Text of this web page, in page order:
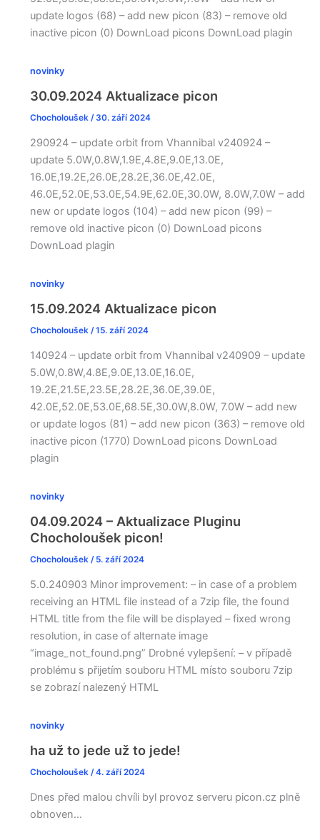
update logos (68) – add new picon (83) – remove old
inactive picon (0) DownLoad picons DownLoad plagin
novinky
30.09.2024 Aktualizace picon
Chocholoušek / 30. září 2024
290924 – update orbit from Vhannibal v240924 –
update 5.0W,0.8W,1.9E,4.8E,9.0E,13.0E,
16.0E,19.2E,26.0E,28.2E,36.0E,42.0E,
46.0E,52.0E,53.0E,54.9E,62.0E,30.0W, 8.0W,7.0W – add
new or update logos (104) – add new picon (99) –
remove old inactive picon (0) DownLoad picons
DownLoad plagin
novinky
15.09.2024 Aktualizace picon
Chocholoušek /15. září 2024
140924 – update orbit from Vhannibal v240909 – update
5.0W,0.8W,4.8E,9.0E,13.0E,16.0E,
19.2E,21.5E,23.5E,28.2E,36.0E,39.0E,
42.0E,52.0E,53.0E,68.5E,30.0W,8.0W, 7.0W – add new
or update logos (81) – add new picon (363) – remove old
inactive picon (1770) DownLoad picons DownLoad
plagin
novinky
04.09.2024 – Aktualizace Pluginu
Chocholoušek picon!
Chocholoušek / 5. září 2024
5.0.240903 Minor improvement: – in case of a problem
receiving an HTML file instead of a 7zip file, the found
HTML title from the file will be displayed – fixed wrong
resolution, in case of alternate image
“image_not_found.png” Drobné vylepšení: – v případě
problému s přijetím souboru HTML místo souboru 7zip
se zobrazí nalezený HTML
novinky
ha už to jede už to jede!
Chocholoušek /4. září 2024
Dnes před malou chvíli byl provoz serveru picon.cz plně
obnoven…